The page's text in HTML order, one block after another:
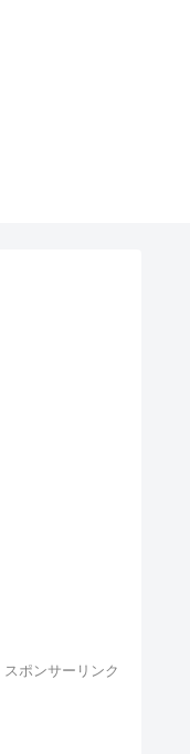
スポンサーリンク